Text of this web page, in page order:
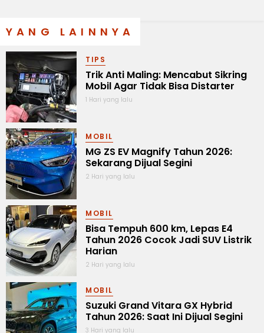
YANG LAINNYA
TIPS
Trik Anti Maling: Mencabut Sikring
Mobil Agar Tidak Bisa Distarter
1 Hari yang lalu
MOBIL
MG ZS EV Magnify Tahun 2026:
Sekarang Dijual Segini
2 Hari yang lalu
MOBIL
Bisa Tempuh 600 km, Lepas E4
Tahun 2026 Cocok Jadi SUV Listrik
Harian
2 Hari yang lalu
MOBIL
Suzuki Grand Vitara GX Hybrid
Tahun 2026: Saat Ini Dijual Segini
3 Hari yang lalu